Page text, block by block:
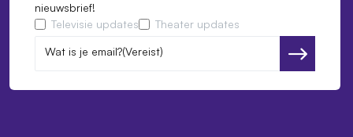
nieuwsbrief!
Televisie updates
Theater updates
Wat is je email?(Vereist) Versturen